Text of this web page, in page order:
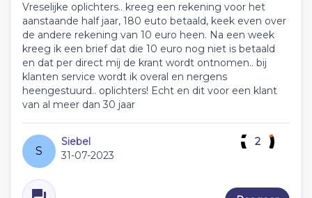
Vreselijke oplichters.. kreeg een rekening voor het
aanstaande half jaar, 180 euto betaald, keek even over
de andere rekening van 10 euro heen. Na een week
kreeg ik een brief dat die 10 euro nog niet is betaald
en dat per direct mij de krant wordt ontnomen.. bij
klanten service wordt ik overal en nergens
heengestuurd.. oplichters! Echt en dit voor een klant
van al meer dan 30 jaar
S
Siebel
31-07-2023
2